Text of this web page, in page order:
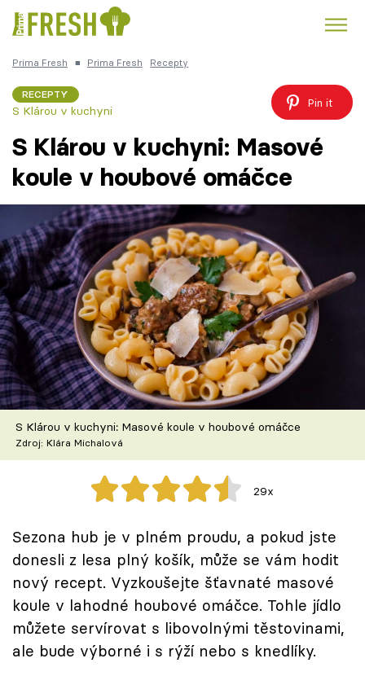
Česká kuchyně
Témata
Recepty
Články
TV Program
Škola vaření
Recepty z TV
Speciál: Cuketa
Těhotnej kuchař
Sledujte prima+
Přihlášení
Sledujte nás
Prima Fresh ■ Prima Fresh Recepty
RECEPTY
S Klárou v kuchyni
Pin it
S Klárou v kuchyni: Masové
koule v houbové omáčce
S Klárou v kuchyni: Masové koule v houbové omáčce
Zdroj: Klára Michalová
29x
Sezona hub je v plném proudu, a pokud jste
donesli z lesa plný košík, může se vám hodit
nový recept. Vyzkoušejte šťavnaté masové
koule v lahodné houbové omáčce. Tohle jídlo
můžete servírovat s libovolnými těstovinami,
ale bude výborné i s rýží nebo s knedlíky.